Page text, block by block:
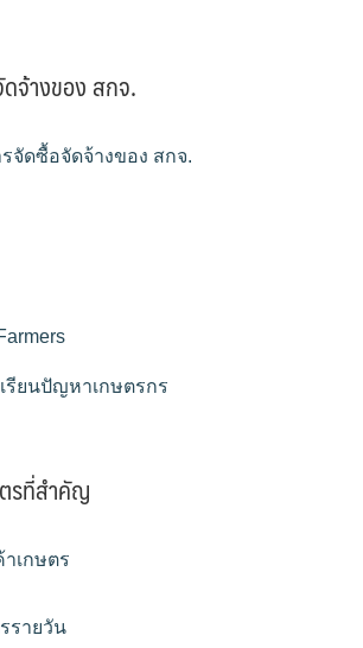
จ้างของ สกจ.
จัดซื้อจัดจ้างของ สกจ.
รียนปัญหาเกษตรกร
รที่สำคัญ
เกษตร
รายวัน